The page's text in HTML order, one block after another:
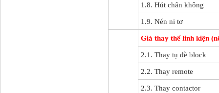
1.8. Hút chân không
1.9. Nén ni tơ
Giá thay thế linh kiện
2.1. Thay tụ đề block
2.2. Thay remote
2.3. Thay contactor